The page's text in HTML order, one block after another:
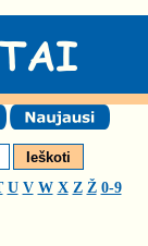
U V W X Z Ž 0-9